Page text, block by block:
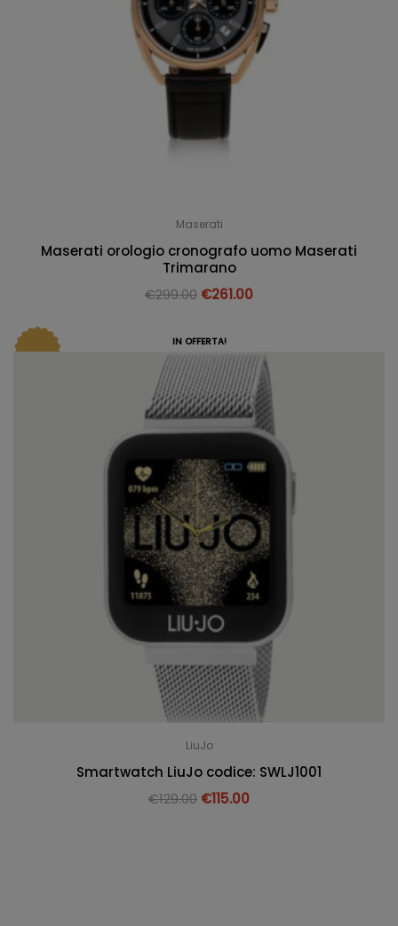
Maserati
Maserati orologio cronografo uomo Maserati
Trimarano
€299.00 €261.00
IN OFFERTA!
LiuJo
Smartwatch LiuJo codice: SWLJ1001
€129.00 €115.00